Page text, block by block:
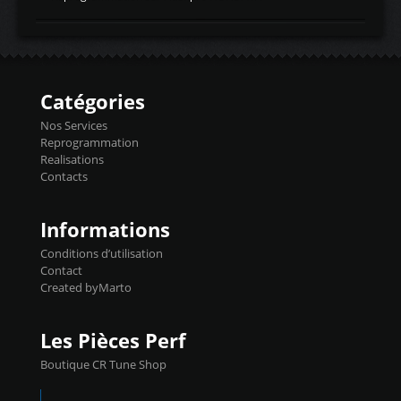
d'admissiontemp ex. pour atmo -30- 80°C
temperaturetemperature ldr moteurtemp
Injecteurs + Flashpro 1370€ TTC Le
précise et performante. Vous pourrez
basculer de la carto sans plomb à Ethanol à
l'aide du flashpro OPTION ECONOMIQUES
Reprog SP 98 sur le calculateur d'origine
450€ TTC Un gain d'environ 10cv et 15nm
Catégories
Nos Services
Reprogrammation
Realisations
Contacts
Informations
Conditions d’utilisation
Contact
Created byMarto
Les Pièces Perf
Boutique CR Tune Shop